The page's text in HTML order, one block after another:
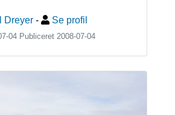
Dreyer - Se profil
04 Publiceret 2008-07-04